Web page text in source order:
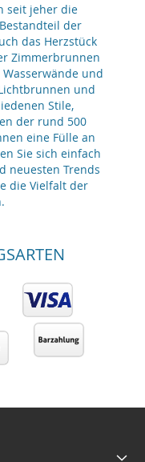
seit jeher die
der
das Herzstück
Zimmerbrunnen
und
und
Stile,
der rund 500
eine Fülle an
Sie sich einfach
neuesten Trends
die Vielfalt der